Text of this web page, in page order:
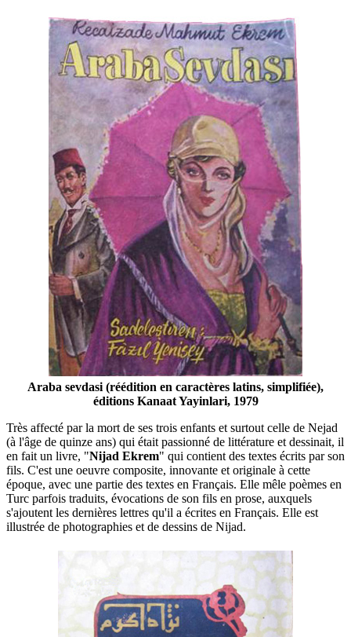
Araba sevdasi (réédition en caractères latins, simplifiée),
éditions Kanaat Yayinlari, 1979
Très affecté par la mort de ses trois enfants et surtout celle de Nejad
(à l'âge de quinze ans) qui était passionné de littérature et dessinait, il
en fait un livre, "Nijad Ekrem" qui contient des textes écrits par son
fils. C'est une oeuvre composite, innovante et originale à cette
époque, avec une partie des textes en Français. Elle mêle poèmes en
Turc parfois traduits, évocations de son fils en prose, auxquels
s'ajoutent les dernières lettres qu'il a écrites en Français. Elle est
illustrée de photographies et de dessins de Nijad.